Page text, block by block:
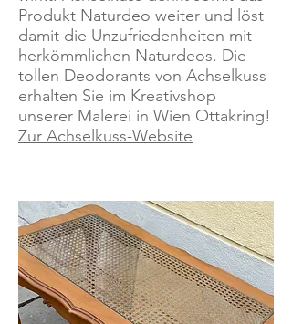
Produkt Naturdeo weiter und löst
damit die Unzufriedenheiten mit
herkömmlichen Naturdeos. Die
tollen Deodorants von Achselkuss
erhalten Sie im Kreativshop
unserer Malerei in Wien Ottakring!
Zur Achselkuss-Website